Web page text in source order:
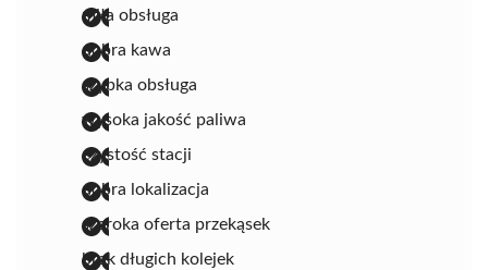
miła obsługa
dobra kawa
szybka obsługa
wysoka jakość paliwa
czystość stacji
dobra lokalizacja
szeroka oferta przekąsek
brak długich kolejek